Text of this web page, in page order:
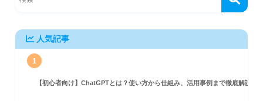
人気記事
1
【初心者向け】ChatGPTとは？使い方から仕組み、活用事例まで徹底解説